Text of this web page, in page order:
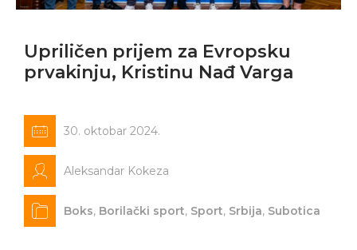
Upriličen prijem za Evropsku
prvakinju, Kristinu Nađ Varga
30. oktobar 2024.
Aleksandar Kokeza
Boks, Borilački sport, Sport, Srbija, Subotica